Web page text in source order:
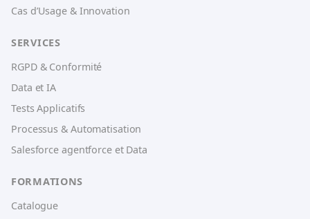
Cas d’Usage & Innovation
SERVICES
RGPD & Conformité
Data et IA
Tests Applicatifs
Processus & Automatisation
Salesforce agentforce et Data
FORMATIONS
Catalogue